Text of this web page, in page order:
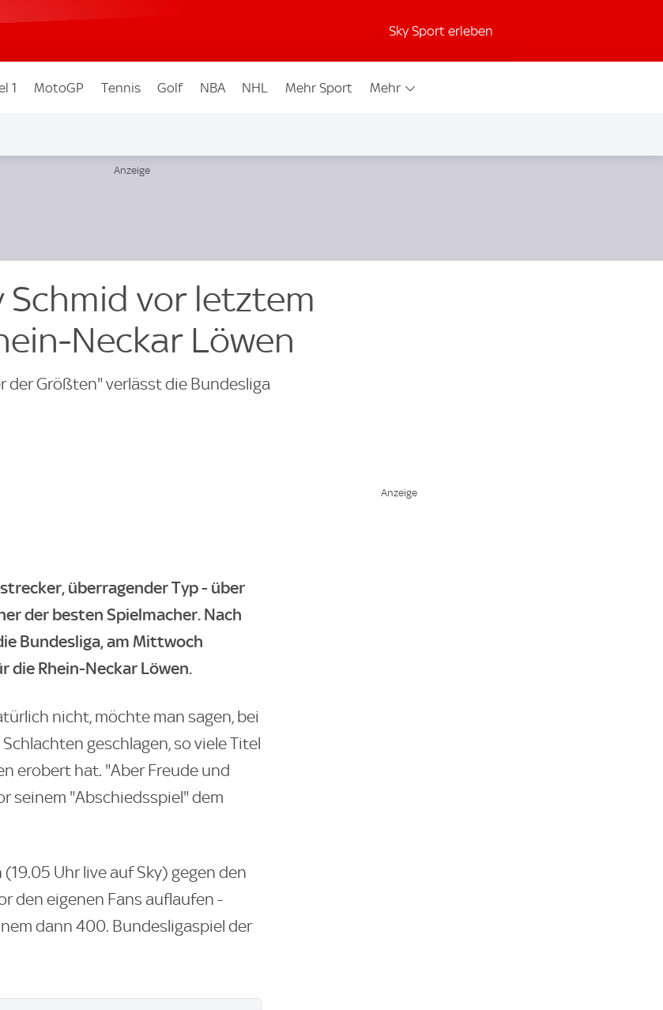
Sky Sport erleben
1 MotoGP Tennis Golf NBA NHL Mehr Sport Mehr
Schmid vor letztem
Neckar Löwen
der Größten" verlässt die Bundesliga
überragender Typ - über
der besten Spielmacher. Nach
Bundesliga, am Mittwoch
Rhein-Neckar Löwen.
nicht, möchte man sagen, bei
geschlagen, so viele Titel
erobert hat. "Aber Freude und
seinem "Abschiedsspiel" dem
Uhr live auf Sky) gegen den
den eigenen Fans auflaufen -
dann 400. Bundesligaspiel der